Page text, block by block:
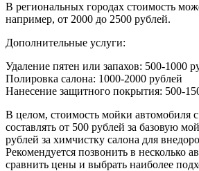
В региональных городах стоимость
например, от 2000 до 2500 рублей.
Дополнительные услуги:
Удаление пятен или запахов: 500-1000
Полировка салона: 1000-2000 рублей
Нанесение защитного покрытия: 500-
В целом, стоимость мойки автомобиля
составлять от 500 рублей за базовую
рублей за химчистку салона для
Рекомендуется позвонить в несколько
сравнить цены и выбрать наиболее